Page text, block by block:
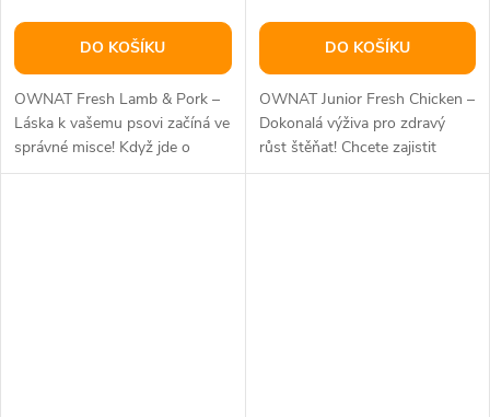
DO KOŠÍKU
OWNAT Fresh Lamb & Pork –
Láska k vašemu psovi začíná ve
správné misce! Když jde o
vašeho psa, jen to nejlepší je...
DO KOŠÍKU
OWNAT Junior Fresh Chicken –
Dokonalá výživa pro zdravý
růst štěňat! Chcete zajistit
svému štěněti ten nejlepší